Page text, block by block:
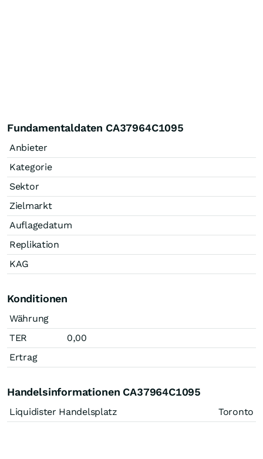
Fundamentaldaten CA37964C1095
Anbieter
Kategorie
Sektor
Zielmarkt
Auflagedatum
Replikation
KAG
Konditionen
Währung
TER
0,00
Ertrag
Handelsinformationen CA37964C1095
Liquidister Handelsplatz Toronto